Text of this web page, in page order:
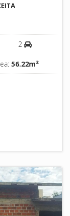
2
56.22m²